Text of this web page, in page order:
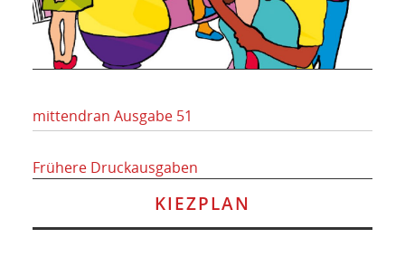
mittendran Ausgabe 51
Frühere Druckausgaben
KIEZPLAN